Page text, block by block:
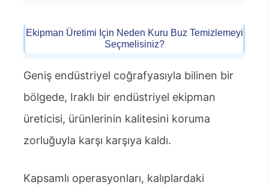
Ekipman Üretimi Için Neden Kuru Buz Temizlemeyi
Seçmelisiniz?
Geniş endüstriyel coğrafyasıyla bilinen bir
bölgede, Iraklı bir endüstriyel ekipman
üreticisi, ürünlerinin kalitesini koruma
zorluğuyla karşı karşıya kaldı.
Kapsamlı operasyonları, kalıplardaki